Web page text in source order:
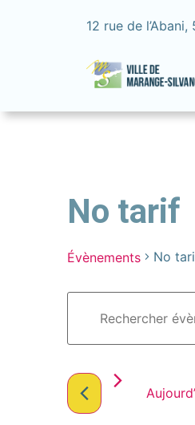
12 rue de
No tarif
Évènements No
de
vues
Rechercher
par
mot-
clé.